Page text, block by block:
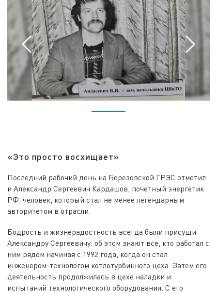
«Это просто восхищает»
Последний рабочий день на Березовской ГРЭС отметил
и Александр Сергеевич Кардашов, почетный энергетик
РФ, человек, который стал не менее легендарным
авторитетом в отрасли.
Бодрость и жизнерадостность всегда были присущи
Александру Сергеевичу: об этом знают все, кто работал с
ним рядом начиная с 1992 года, когда он стал
инженером-технологом котлотурбинного цеха. Затем его
деятельность продолжилась в цехе наладки и
испытаний технологического оборудования. С его